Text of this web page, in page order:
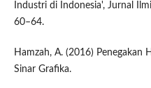
Industri di Indonesia', Jurnal
60–64.
Hamzah, A. (2016) Penegakan
Sinar Grafika.